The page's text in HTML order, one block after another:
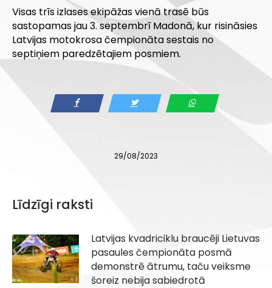
Visas trīs izlases ekipāžas vienā trasē būs
sastopamas jau 3. septembrī Madonā, kur risināsies
Latvijas motokrosa čempionāta sestais no
septiņiem paredzētajiem posmiem.
29/08/2023
Līdzīgi raksti
Latvijas kvadriciklu braucēji Lietuvas
pasaules čempionāta posmā
demonstrē ātrumu, taču veiksme
šoreiz nebija sabiedrotā